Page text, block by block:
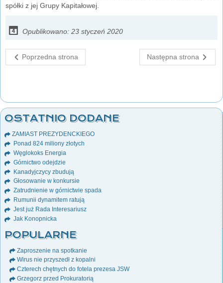
spółki z jej Grupy Kapitałowej.
Opublikowano: 23 styczeń 2020
Poprzedna strona Następna strona
OSTATNIO DODANE
ZAMIAST PREZYDENCKIEGO
Ponad 824 miliony złotych
Węglokoks Energia
Górnictwo odejdzie
Kanadyjczycy zbudują
Głosowanie w konkursie
Zatrudnienie w górnictwie spada
Rumunii dynamitem ratują
Jest już Rada Interesariusz
Jak Konopnicka
POPULARNE
Zaproszenie na spotkanie
Wirus nie przyszedł z kopalni
Czterech chętnych do fotela prezesa JSW
Grzegorz przed Prokuratorią